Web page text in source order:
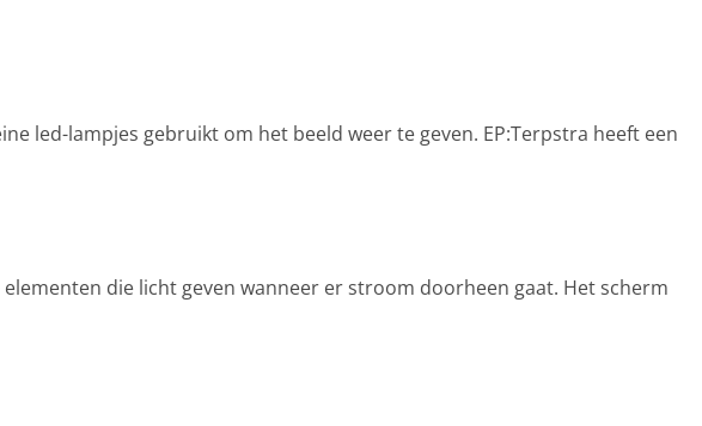
led-lampjes gebruikt om het beeld weer te geven. EP:Terpstra heeft een
die licht geven wanneer er stroom doorheen gaat. Het scherm